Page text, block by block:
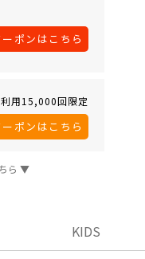
ーポンはこちら
用15,000回限定
ーポンはこちら
ら ▼
KIDS